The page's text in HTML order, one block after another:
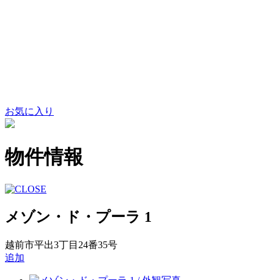
お気に入り
物件情報
メゾン・ド・プーラ 1
越前市平出3丁目24番35号
追加